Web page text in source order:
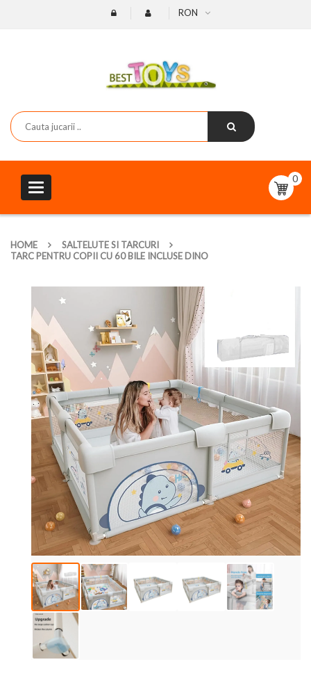
RON
Toggle
navigation
0
HOME
SALTELUTE SI TARCURI
TARC PENTRU COPII CU 60 BILE INCLUSE DINO